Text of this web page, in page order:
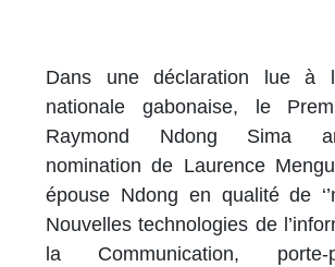
Dans une déclaration lue à
nationale gabonaise, le
Raymond Ndong Sima
nomination de Laurence
épouse Ndong en qualité de
Nouvelles technologies de
la Communication,